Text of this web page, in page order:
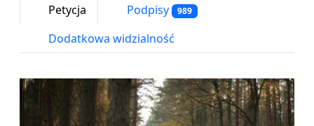
Petycja Podpisy 989
Dodatkowa widzialność